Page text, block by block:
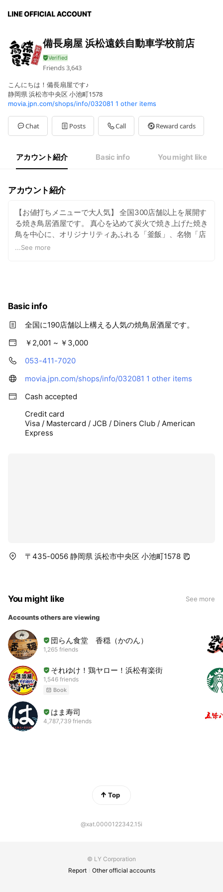
備長扇屋 浜松遠鉄自動車学校前店
Friends3,643
こんにちは！備長扇屋です♪
静岡県 浜松市中央区 小池町1578
movia.jpn.com/shops/info/032081 1 other items
Chat Posts Call Reward cards
アカウント紹介 Basic info You might like
アカウント紹介
【お値打ちメニューで大人気】 全国300店舗以上を展開す
る焼き鳥居酒屋です。 真心を込めて炭火で焼き上げた焼き
鳥を中心に、オリジナリティあふれる「釜飯」、名物「店
仕込み 鳥もも肉の唐揚げ」等のお値打ちなメニューで、家
...See more
Basic info
全国に190店舗以上構える人気の焼鳥居酒屋です。
￥2,001 ~ ￥3,000
053-411-7020
movia.jpn.com/shops/info/032081 1 other items
Cash accepted
Credit card
Visa / Mastercard / JCB / Diners Club / American
Express
〒435-0056 静岡県 浜松市中央区 小池町1578
You might like See more
Accounts others are viewing
団らん食堂 香穏（かのん）
1,265 friends
それゆけ！鶏ヤロー！浜松有楽街
1,546 friends
Book
はま寿司
4,787,739 friends
Top
@xat.0000122342.15i
© LY Corporation
Report
Other official accounts